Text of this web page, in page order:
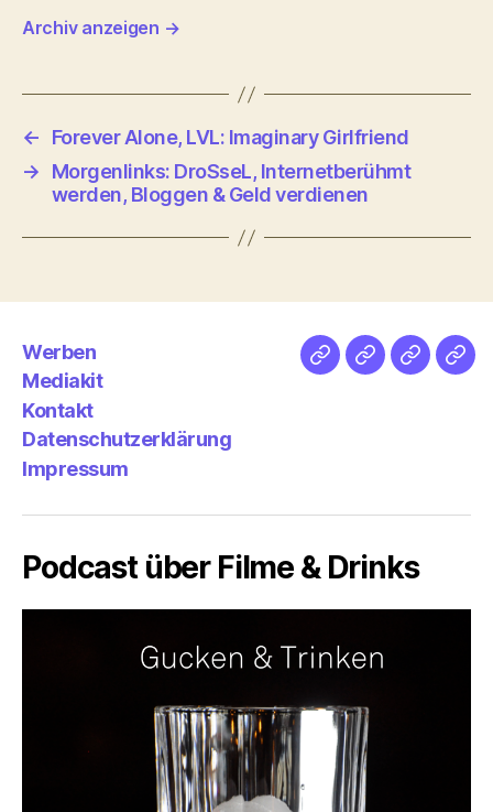
Archiv anzeigen →
←
Forever Alone, LVL: Imaginary Girlfriend
→
Morgenlinks: DroSseL, Internetberühmt
werden, Bloggen & Geld verdienen
Werben
Mediakit
Kontakt
Datenschutzerklärung
Impressum
NetzMedien
Podcast über Filme & Drinks